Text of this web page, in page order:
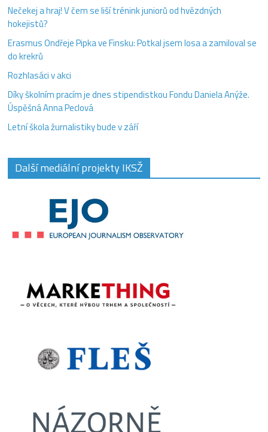
Nečekej a hraj! V čem se liší trénink juniorů od hvězdných
hokejistů?
Erasmus Ondřeje Pipka ve Finsku: Potkal jsem losa a zamiloval se
do krekrů
Rozhlasáci v akci
Díky školním pracím je dnes stipendistkou Fondu Daniela Anýže.
Úspěšná Anna Peclová
Letní škola žurnalistiky bude v září
Další mediální projekty IKSŽ